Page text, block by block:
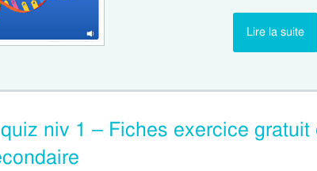
Lire la suite
niv 1 – Fiches exercice